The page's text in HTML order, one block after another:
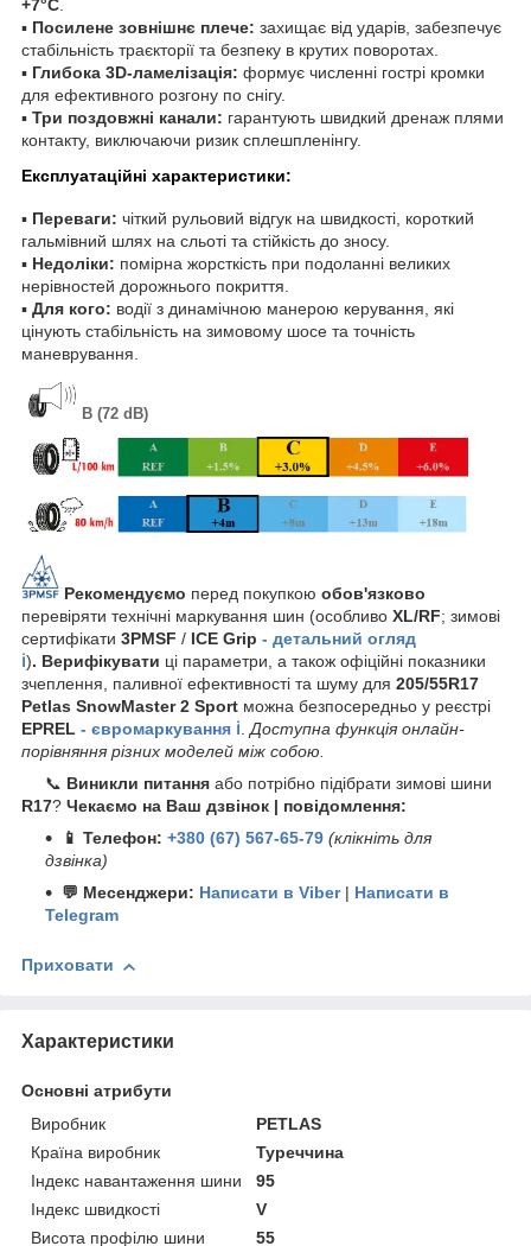
+7°C.
▪ Посилене зовнішнє плече: захищає від ударів, забезпечує
стабільність траєкторії та безпеку в крутих поворотах.
▪ Глибока 3D-ламелізація: формує численні гострі кромки
для ефективного розгону по снігу.
▪ Три поздовжні канали: гарантують швидкий дренаж плями
контакту, виключаючи ризик сплешпленінгу.
Експлуатаційні характеристики:
▪ Переваги: чіткий рульовий відгук на швидкості, короткий
гальмівний шлях на сльоті та стійкість до зносу.
▪ Недоліки: помірна жорсткість при подоланні великих
нерівностей дорожнього покриття.
▪ Для кого: водії з динамічною манерою керування, які
цінують стабільність на зимовому шосе та точність
маневрування.
B (72 dB)
Рекомендуємо перед покупкою обов'язково
перевіряти технічні маркування шин (особливо XL/RF; зимові
сертифікати 3PMSF / ICE Grip - детальний огляд
ℹ️). Верифікувати ці параметри, а також офіційні показники
зчеплення, паливної ефективності та шуму для 205/55R17
Petlas SnowMaster 2 Sport можна безпосередньо у реєстрі
EPREL - євромаркування ℹ️.Доступна функція онлайн-
порівняння різних моделей між собою.
📞 Виникли питання або потрібно підібрати зимові шини
R17? Чекаємо на Ваш дзвінок | повідомлення:
📱 Телефон: +380 (67) 567-65-79 (клікніть для
дзвінка)
💬 Месенджери: Написати в Viber| Написати в
Telegram
Приховати
Характеристики
Основні атрибути
Виробник
PETLAS
Країна виробник
Туреччина
Індекс навантаження шини
95
Індекс швидкості
V
Висота профілю шини
55